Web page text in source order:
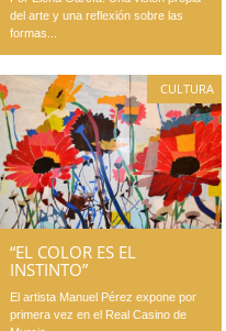
del arte y una reflexión sobre las
formas...
CULTURA
“EL COLOR ES EL
INSTINTO”
El artista Manuel Pérez expone por
primera vez en el Real Casino de